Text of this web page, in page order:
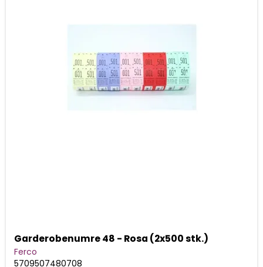
Garderobenumre 48 - Rosa (2x500 stk.)
Ferco
5709507480708